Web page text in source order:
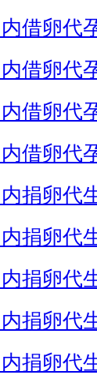
内借卵代
内借卵代
内借卵代
借卵代
内捐卵代
内捐卵代
内捐卵代
内捐卵代
捐卵代